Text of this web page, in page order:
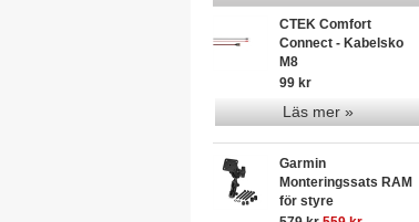
CTEK Comfort
Connect - Kabelsko
M8
99 kr
Läs mer »
Garmin
Monteringssats RAM
för styre